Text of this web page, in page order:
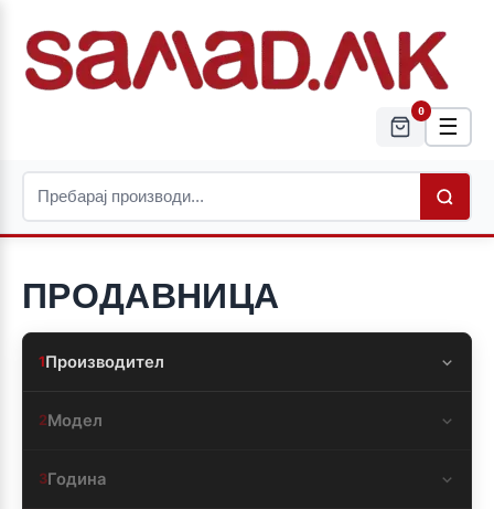
0
☰
ПРОДАВНИЦА
1Производител
2Модел
3Година